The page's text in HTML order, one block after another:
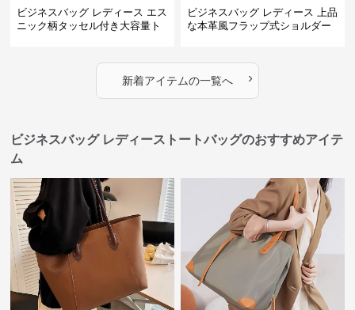
ビジネスバッグ レディース エス
ニック柄タッセル付き大容量ト
ビジネスバッグ レディース 上品
な本革風フラップ式ショルダー
新着アイテムの一覧へ ›
ビジネスバッグ レディーストートバッグのおすすめアイテ
ム